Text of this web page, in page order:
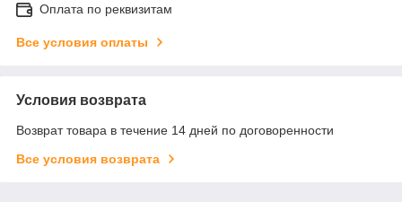
Оплата по реквизитам
Все условия оплаты
Условия возврата
Возврат товара в течение 14 дней по договоренности
Все условия возврата